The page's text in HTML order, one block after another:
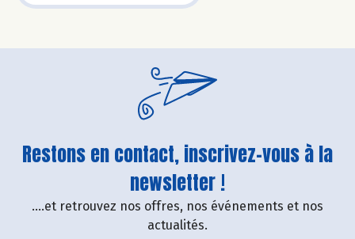
Restons en contact, inscrivez-vous à la
newsletter !
....et retrouvez nos offres, nos événements et nos
actualités.